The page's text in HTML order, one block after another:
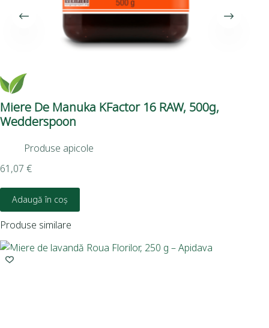
Miere De Manuka KFactor 16 RAW, 500g,
Wedderspoon
Produse apicole
61,07 €
Adaugă în coș
Produse similare